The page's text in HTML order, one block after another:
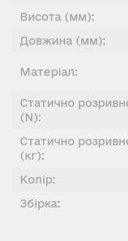
Висота (мм):
Довжина (мм):
Матеріал:
Статично
(N):
Статично
(кг):
Колір:
Збірка: